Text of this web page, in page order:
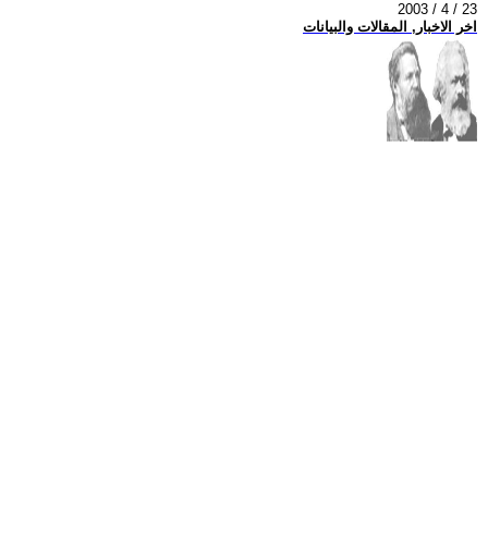
2003 / 4 / 23
اخر الاخبار, المقالات والبيانات